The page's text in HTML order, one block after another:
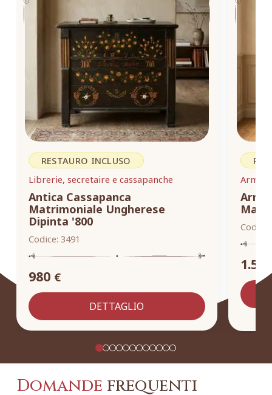
RESTAURO INCLUSO
Librerie, secretaire e cassapanche
Antica Cassapanca
Matrimoniale Ungherese
Dipinta '800
Codice: 3491
980 €
DETTAGLIO
Codice:
Domandefrequenti